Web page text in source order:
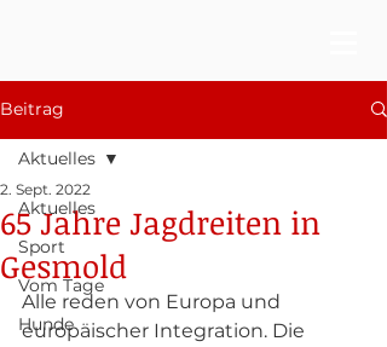
Beitrag
Aktuelles
Sport
Vom Tage
Hunde
Aktuelles
65 Jahre Jagdreiten in
Gesmold
2. Sept. 2022
Alle reden von Europa und
europäischer Integration. Die